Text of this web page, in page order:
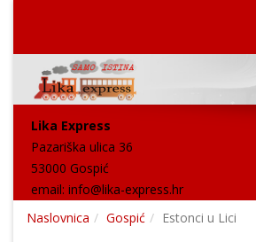
Lika Express
Pazariška ulica 36
53000 Gospić
email: info@lika-express.hr
Naslovnica
Gospić Estonci u Lici